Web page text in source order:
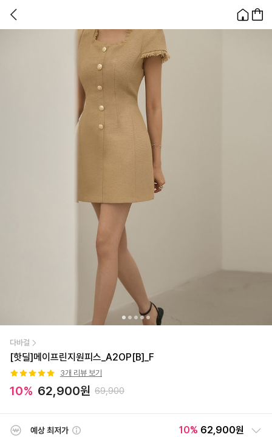
다바걸
[핫딜]메이프린지원피스_A2OP[B]_F
3개 리뷰 보기
10% 62,900원 69,900
예상 최저가 10% 62,900원